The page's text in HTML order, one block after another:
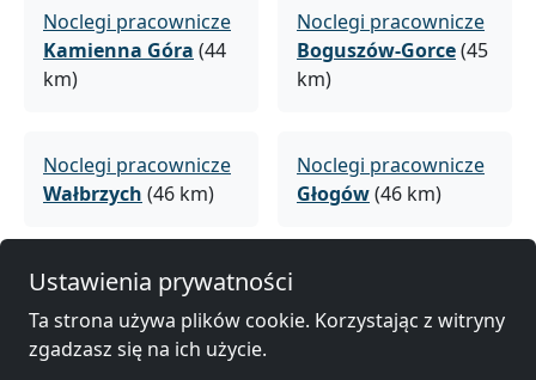
Noclegi pracownicze
Kamienna Góra (44
km)
Noclegi pracownicze
Boguszów-Gorce(45
km)
Noclegi pracownicze
Wałbrzych (46 km)
Noclegi pracownicze
Głogów(46 km)
Noclegi pracownicze
Świdnica
(50 km)
Jelenia Góra
(51 km)
Ustawienia prywatności
Ta strona używa plików cookie. Korzystając z witryny
zgadzasz się na ich użycie.